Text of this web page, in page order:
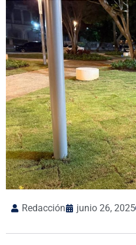
Redacción junio 26, 2025